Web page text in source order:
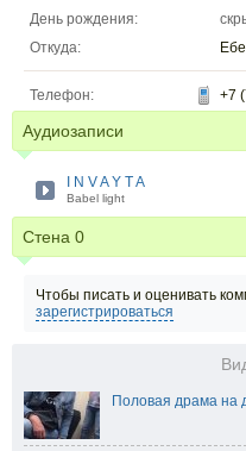
День рождения:
Откуда:
Телефон: +7
Аудиозаписи
I N V A Y T A
Babel light
Стена 0
Чтобы писать и оценивать
зарегистрироваться
Половая драма на